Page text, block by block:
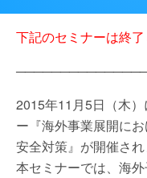
下記のセミナーは終了
2015年11月5日（木
ー『海外事業展開に
安全対策』が開催され
本セミナーでは、海